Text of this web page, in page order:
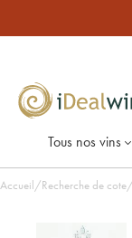
Tous nos vins
Accueil/Recherche de cote/